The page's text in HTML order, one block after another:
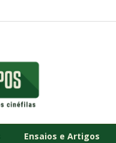
Ensaios e Artigos